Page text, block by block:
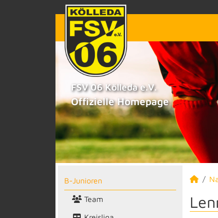
FSV 06 Kölleda e.V.
Offizielle Homepage
B-Junioren
Team